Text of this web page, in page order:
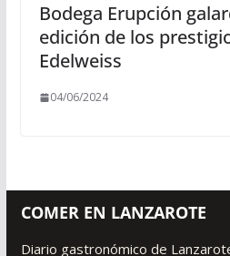
Bodega Erupción
edición de los
Edelweiss
04/06/2024
COMER EN LANZAROTE
Diario gastronómico de